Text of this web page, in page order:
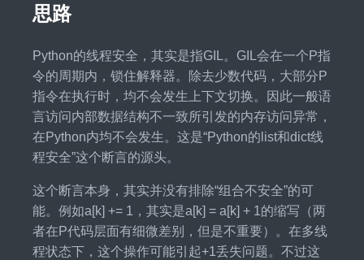
思路
Python的线程安全，其实是指GIL。GIL会在一个P指
令的周期内，锁住解释器。除去少数代码，大部分P
指令在执行时，均不会发生上下文切换。因此一般语
言访问内部数据结构不一致所引发的内存访问异常，
在Python内均不会发生。这是“Python的list和dict线
程安全”这个断言的源头。
这个断言本身，其实并没有排除“组合不安全”的可
能。例如a[k] += 1，其实是a[k] = a[k] + 1的缩写（两
者在P代码层面有细微差别，但是不重要）。在多线
程状态下，这个操作可能引起+1丢失问题。不过这